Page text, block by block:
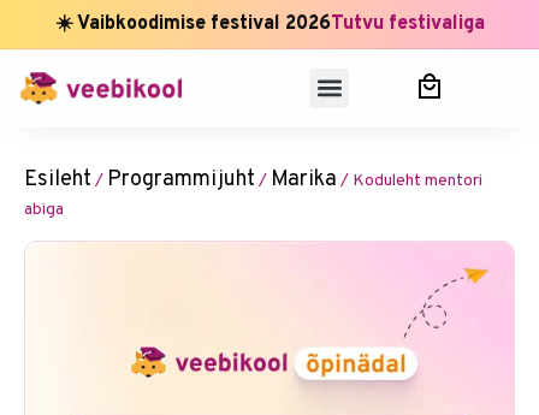
☀️ Vaibkoodimise festival 2026Tutvu festivaliga
Esileht / Programmijuht / Marika / Koduleht mentori
abiga